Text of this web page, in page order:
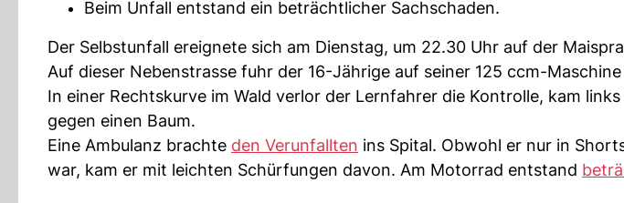
Beim Unfall entstand ein beträchtlicher Sachschaden.
Der Selbstunfall ereignete sich am Dienstag, um 22.30 Uhr auf der
Auf dieser Nebenstrasse fuhr der 16-Jährige auf seiner 125 ccm-
In einer Rechtskurve im Wald verlor der Lernfahrer die Kontrolle, kam
gegen einen Baum.
Eine Ambulanz brachte den Verunfallten ins Spital. Obwohl er nur in
war, kam er mit leichten Schürfungen davon. Am Motorrad entstand